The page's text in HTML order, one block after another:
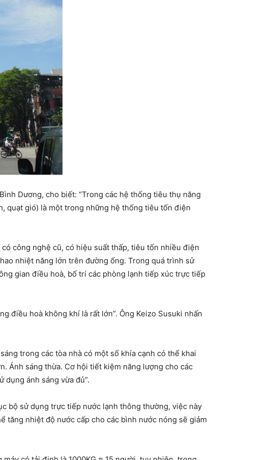
Dương, cho biết: “Trong các hệ thống tiêu thụ năng
quạt gió) là một trong những hệ thống tiêu tốn điện
công nghệ cũ, có hiệu suất thấp, tiêu tốn nhiều điện
nhiệt năng lớn trên đường ống. Trong quá trình sử
gian điều hoà, bố trí các phòng lạnh tiếp xúc trực tiếp
điều hoà không khí là rất lớn”. Ông Keizo Susuki nhấn
trong các tòa nhà có một số khía cạnh có thể khai
Ánh sáng thừa. Cơ hội tiết kiệm năng lượng cho các
ánh sáng vừa đủ”.
bộ sử dụng trực tiếp nước lạnh thông thường, việc này
tăng nhiệt độ nước cấp cho các bình nước nóng sẽ giảm